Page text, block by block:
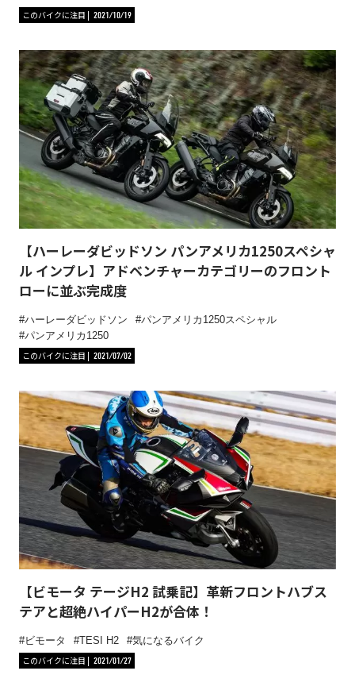
このバイクに注目
2021/10/19
【ハーレーダビッドソン パンアメリカ1250スペシャ
ル インプレ】アドベンチャーカテゴリーのフロント
ローに並ぶ完成度
ハーレーダビッドソン
パンアメリカ1250スペシャル
パンアメリカ1250
このバイクに注目
2021/07/02
【ビモータ テージH2 試乗記】革新フロントハブス
テアと超絶ハイパーH2が合体！
ビモータ TESI H2
気になるバイク
このバイクに注目
2021/01/27